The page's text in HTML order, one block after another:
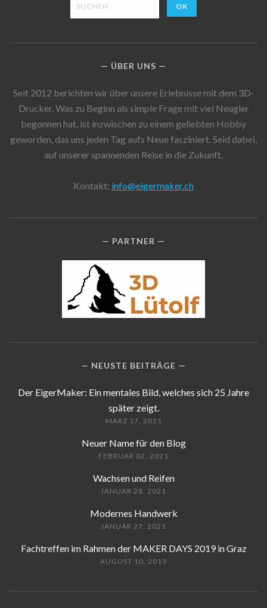
ÜBER UNS
Seit 2012 berichten wir über unsere Erlebnisse mit dem 3D-
Drucker. Was zu Beginn als simple Frage mit viel Neugier
begonnen hat, ist inzwischen zu einem geliebten Hobby
geworden, das uns jeden Tag aufs Neue fasziniert. Seid dabei,
auf unserer spannenden Reise in die Zukunft.
Kontakt: info@eigermaker.ch
PARTNER
NEUSTE BEITRÄGE
Der EigerMaker: Ein mentales Bild, welches sich 25 Jahre
später zeigt.
MÄRZ 17, 2021
Neuer Name für den Blog
FEBRUAR 02, 2021
Wachsen und Reifen
JANUAR 28, 2021
Modernes Handwerk
JANUAR 27, 2021
Fachtreffen im Rahmen der MAKER DAYS 2019 in Graz
AUGUST 10, 2019